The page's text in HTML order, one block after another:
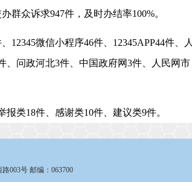
群众诉求947件，及时办结率100%。
12345微信小程序46件、 12345APP44件、
人
、问政河北3件、 中国政府网3件
人民网市
报类18件、感谢类10件 建议类9件。
003号 邮编：063700